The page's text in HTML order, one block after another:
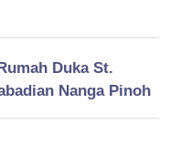
Duka St.
Nanga Pinoh